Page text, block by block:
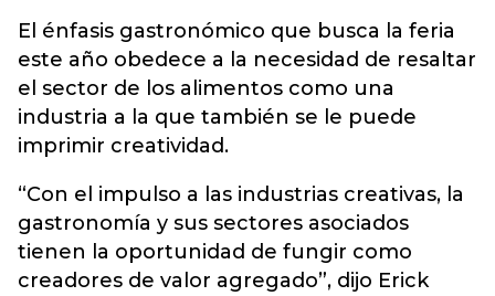
El énfasis gastronómico que busca la feria
este año obedece a la necesidad de resaltar
el sector de los alimentos como una
industria a la que también se le puede
imprimir creatividad.
“Con el impulso a las industrias creativas, la
gastronomía y sus sectores asociados
tienen la oportunidad de fungir como
creadores de valor agregado”, dijo Erick